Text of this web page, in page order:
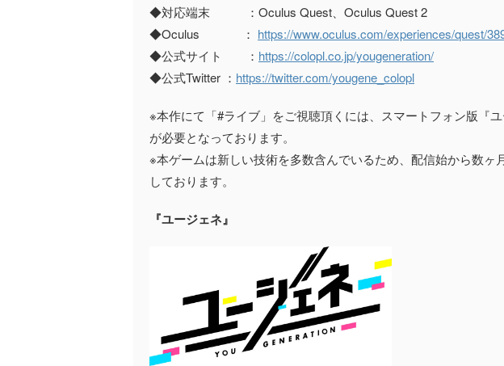
◆対応端末 ：Oculus Quest、Oculus Quest 2
◆Oculus ： https://www.oculus.com/experiences/quest/
◆公式サイト ： https://colopl.co.jp/yougeneration/
◆公式Twitter ： https://twitter.com/yougene_colopl
※本作にて「#ライブ」をご視聴頂くには、スマートフォン版『
が必要となっております。
※本ゲームは新しい技術を多数含んでいるため、配信始から数ヶ
しております。
『ユージェネ』